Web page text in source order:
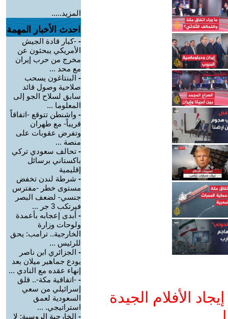
الأفلام الجيدة
المزيد.....
احدث الأخبار المهمة
- -كبار قادة الجيش
الأمريكي يبحثون عن
مخرج من حرب إيران
مع محد ...
- البنتاغون يسحب
صلاحية وصول قائد
سابق لسلاح الجو إلى
المعلوما ...
- واشنطن تتوقع -اتفاقاً
قريباً- مع طهران
وتفرض عقوبات على
منصة ...
- تحالف سعودي تركي
باكستاني برسائل
إقليمية
- شرطة لندن تخفض
مستوى خطر -مفترس
جنسي- لضعف البصر
فيرتكب 3 جر ...
- أبدى إعجابه بأعمدة
ولوحات وزارة
الخارجية.. ترامب: يحق
للرئيس ...
- الجزائري ابن ناصر
يودع جماهير ميلان بعد
إنهاء عقده مع النادي ...
- -اتفاقية مكة-.. قلق
إسرائيلي من سعي
السعودية لعمق
استراتيجي. ...
- الخارجية الروسية: لا